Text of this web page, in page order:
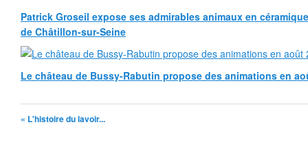
Patrick Groseil expose ses admirables animaux en
de Châtillon-sur-Seine
Le château de Bussy-Rabutin propose des animations en
« L'histoire du lavoir...